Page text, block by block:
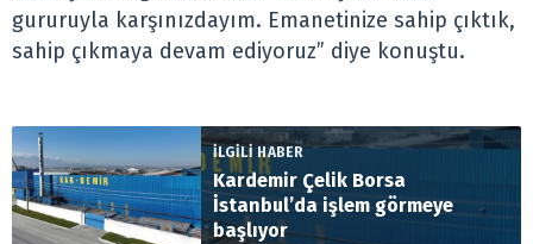
gururuyla karşınızdayım. Emanetinize sahip çıktık,
sahip çıkmaya devam ediyoruz” diye konuştu.
İLGİLİ HABER
Kardemir Çelik Borsa
İstanbul’da işlem görmeye
başlıyor